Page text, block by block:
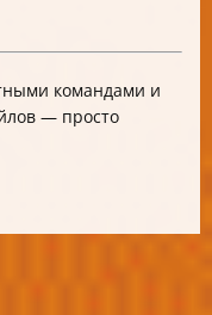
командами и
— просто